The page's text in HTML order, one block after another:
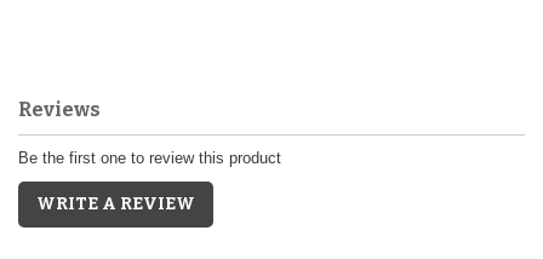
Reviews
Be the first one to review this product
WRITE A REVIEW